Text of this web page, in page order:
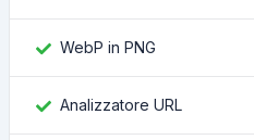
WebP in PNG
Analizzatore URL